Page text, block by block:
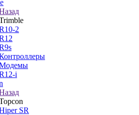
2
i
SR